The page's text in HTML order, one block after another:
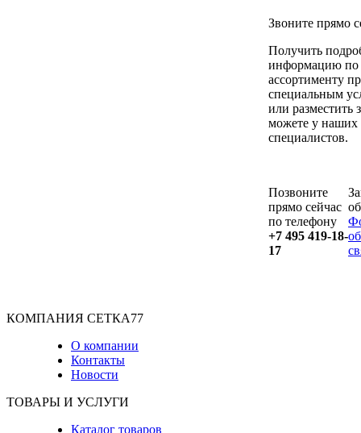
Звоните прямо
Получить
информацию по
ассортименту
специальным
или разместить
можете у наших
специалистов.
Позвоните
прямо сейчас
по телефону
+7 495 419-18-
17
КОМПАНИЯ СЕТКА77
О компании
Контакты
Новости
ТОВАРЫ И УСЛУГИ
Каталог товаров